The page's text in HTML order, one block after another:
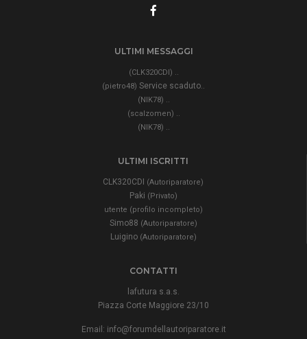
ULTIMI MESSAGGI
(CLK320CDI) ..
(pietro48) Service scaduto..
(NIK78) ..
(scalzomen) ..
(NIK78) ..
ULTIMI ISCRITTI
CLK320CDI (Autoriparatore)
Paki (Privato)
utente (profilo incompleto)
Simo88 (Autoriparatore)
Luigino (Autoriparatore)
CONTATTI
lafutura s.a.s.
Piazza Corte Maggiore 23/10
Email: info@forumdellautoriparatore.it